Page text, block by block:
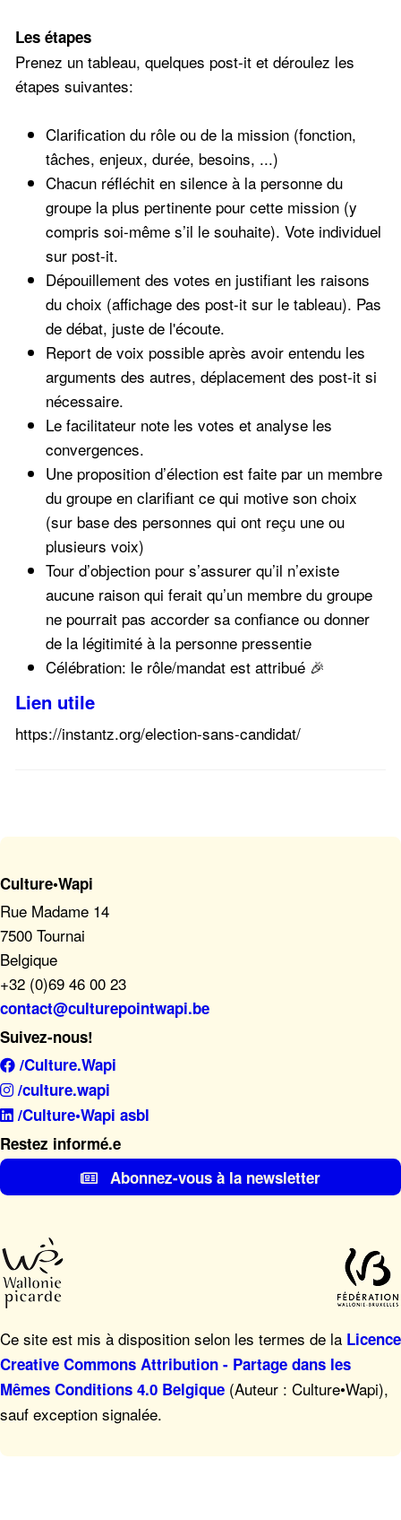
Les étapes
Prenez un tableau, quelques post-it et déroulez les
étapes suivantes:
Clarification du rôle ou de la mission (fonction,
tâches, enjeux, durée, besoins, ...)
Chacun réfléchit en silence à la personne du
groupe la plus pertinente pour cette mission (y
compris soi-même s’il le souhaite). Vote individuel
sur post-it.
Dépouillement des votes en justifiant les raisons
du choix (affichage des post-it sur le tableau). Pas
de débat, juste de l'écoute.
Report de voix possible après avoir entendu les
arguments des autres, déplacement des post-it si
nécessaire.
Le facilitateur note les votes et analyse les
convergences.
Une proposition d’élection est faite par un membre
du groupe en clarifiant ce qui motive son choix
(sur base des personnes qui ont reçu une ou
plusieurs voix)
Tour d’objection pour s’assurer qu’il n’existe
aucune raison qui ferait qu’un membre du groupe
ne pourrait pas accorder sa confiance ou donner
de la légitimité à la personne pressentie
Célébration: le rôle/mandat est attribué 🎉
Lien utile
https://instantz.org/election-sans-candidat/
Culture•Wapi
Rue Madame 14
7500 Tournai
Belgique
+32 (0)69 46 00 23
contact@culturepointwapi.be
Suivez-nous!
/Culture.Wapi
/culture.wapi
/Culture•Wapi asbl
Restez informé.e
Abonnez-vous à la newsletter
Ce site est mis à disposition selon les termes de la Licence
Creative Commons Attribution - Partage dans les
Mêmes Conditions 4.0 Belgique (Auteur : Culture•Wapi),
sauf exception signalée.